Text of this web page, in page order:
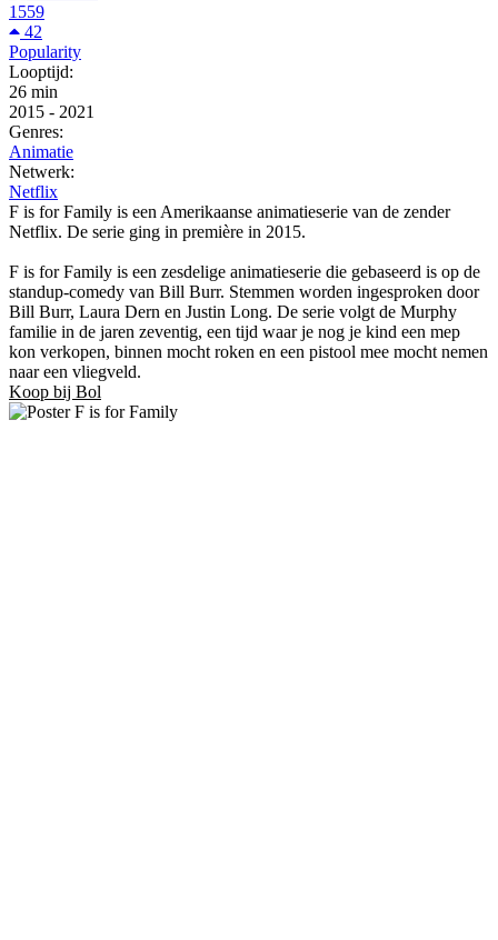
1559
42
Popularity
Looptijd:
26 min
2015 - 2021
Genres:
Animatie
Netwerk:
Netflix
F is for Family is een Amerikaanse animatieserie van de zender
Netflix. De serie ging in première in 2015.
F is for Family is een zesdelige animatieserie die gebaseerd is op de
standup-comedy van Bill Burr. Stemmen worden ingesproken door
Bill Burr, Laura Dern en Justin Long. De serie volgt de Murphy
familie in de jaren zeventig, een tijd waar je nog je kind een mep
kon verkopen, binnen mocht roken en een pistool mee mocht nemen
naar een vliegveld.
Koop bij Bol